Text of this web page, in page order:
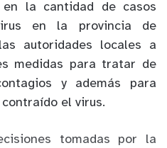
en la cantidad de casos
en la provincia de
autoridades locales a
medidas para tratar de
y además para
el virus.
tomadas por la